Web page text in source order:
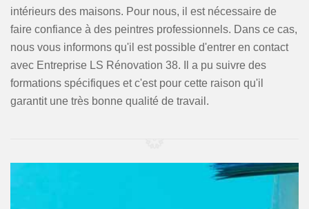
intérieurs des maisons. Pour nous, il est nécessaire de
faire confiance à des peintres professionnels. Dans ce cas,
nous vous informons qu'il est possible d'entrer en contact
avec Entreprise LS Rénovation 38. Il a pu suivre des
formations spécifiques et c'est pour cette raison qu'il
garantit une très bonne qualité de travail.